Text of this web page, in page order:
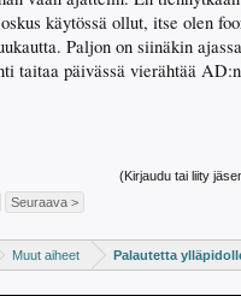
käytössä ollut, itse olen
Paljon on siinäkin
taitaa päivässä vierähtää
(Kirjaudu tai liity
Seuraava >
Muut aiheet Palautetta